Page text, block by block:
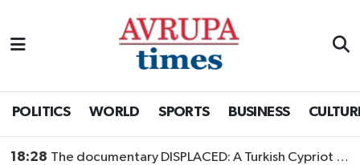
POLITICS WORLD SPORTS BUSINESS
18:28 The documentary DISPLACED: A Turkish Cypriot Story is now available to watch
Nöbetçi Eczaneler